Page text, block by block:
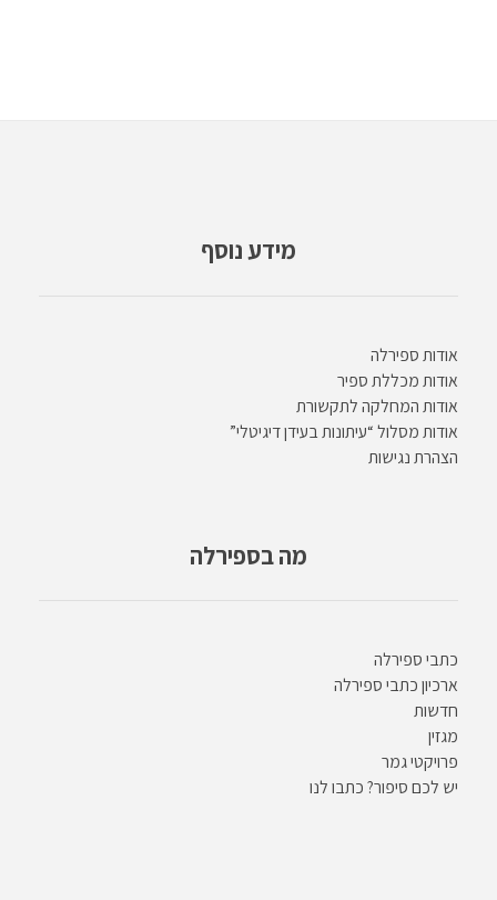
מידע נוסף
אודות ספירלה
אודות מכללת ספיר
אודות המחלקה לתקשורת
אודות מסלול “עיתונות בעידן דיגיטלי”
הצהרת נגישות
מה בספירלה
כתבי ספירלה
ארכיון כתבי ספירלה
חדשות
מגזין
פרויקטי גמר
יש לכם סיפור? כתבו לנו